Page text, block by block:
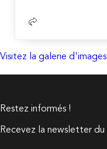
Visitez la galerie d'images
Restez informés !
Recevez la newsletter du